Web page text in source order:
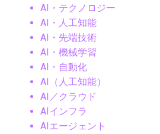
AI・テクノロジー
AI・人工知能
AI・先端技術
AI・機械学習
AI・自動化
AI（人工知能）
AI／クラウド
AIインフラ
AIエージェント